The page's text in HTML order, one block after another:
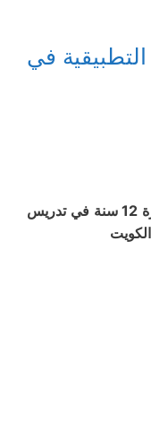
في
مدرس رياضيات للمعاهد التطبيقية خبرة 12 سنة في تدريس